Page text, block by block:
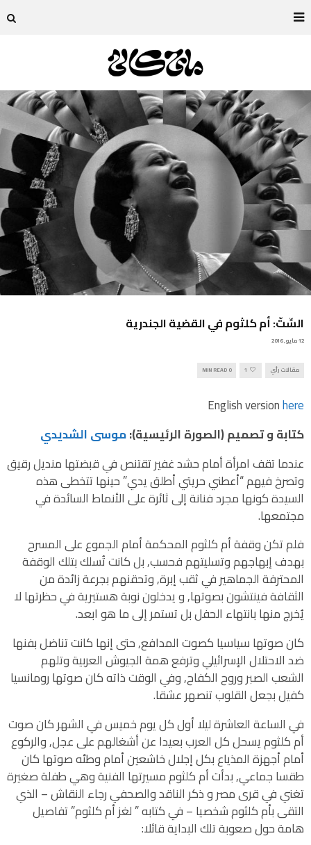
السِّتّ: أم كلثوم في القضية الجندرية
12 مايو, 2016
مقالات رأي 1
0 MIN READ
English versionhere
كتابة و تصميم (الصورة الرئيسية):موسى الشديدي
عندما تقف امرأة أمام حشد غفير تقتنص في قبضتها منديل رقيق
وتصرخ فيهم “أعطني حريتي أطلق يدي” حينها تتخطى هذه
السيدة كونها مجرد فنانة إلى ثائرة على الأنماط السائدة في
مجتمعها.
فلم تكن وقفة أم كلثوم المحكمة أمام الجموع على المسرح
بهدف إبهاجهم وتسليتهم فحسب, بل كانت تُسلك بتلك الوقفة
المحترفة الجماهير في ثقب إبرة, وتحقنهم بجرعة زائدة من
الثقافة فينتشون بصوتها, و يدخلون نوبة هستيرية في حظرتها لا
يُخرج منها بانتهاء الحفل بل تستمر إلى ما هو ابعد.
كان صوتها سياسيا كصوت المدافع, حتى إنها كانت تناضل بفنها
ضد الاحتلال الإسرائيلي وترفع همة الجيوش العربية وتلهم
الشعب الصبر وروح الكفاح, وفي الوقت ذاته كان صوتها رومانسيا
كفيل بجعل القلوب تنصهر عشقا.
في الساعة العاشرة ليلا أول كل يوم خميس في الشهر كان صوت
أم كلثوم يسحل كل العرب بعيدا عن أشغالهم على عجل, والركوع
أمام أجهزة المذياع بكل إجلال خاشعين أمام وطئه صوتها كان
طقسا جماعي, بدأت أم كلثوم مسيرتها الفنية وهي طفلة صغيرة
تغني في قرى مصر و ذكر الناقد والصحفي رجاء النقاش – الذي
التقى بأم كلثوم شخصيا – في كتابه ” لغز أم كلثوم” تفاصيل
هامة حول صعوبة تلك البداية قائلا: